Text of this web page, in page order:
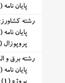
پایان نامه (5)
رشته
پایان نامه (5)
پروپوزال (1)
رشته برق و
پایان نامه (10)